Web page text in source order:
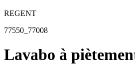
REGENT
77550_77008
Lavabo à